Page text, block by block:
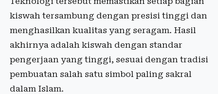
kiswah tersambung dengan presisi tinggi dan
menghasilkan kualitas yang seragam. Hasil
akhirnya adalah kiswah dengan standar
pengerjaan yang tinggi, sesuai dengan tradisi
pembuatan salah satu simbol paling sakral
dalam Islam.